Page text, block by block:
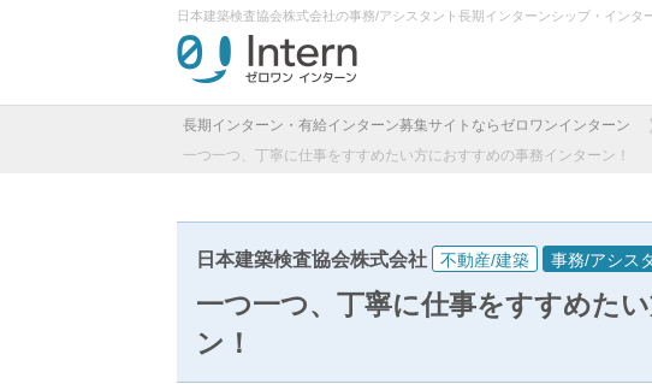
日本建築検査協会株式会社の事務/アシスタント長期インターンシップ・インタ
長期インターン・有給インターン募集サイトならゼロワンインターン
一つ一つ、丁寧に仕事をすすめたい方におすすめの事務インターン！
日本建築検査協会株式会社 不動産/建築 事務/アシス
一つ一つ、丁寧に仕事をすすめた
ン！